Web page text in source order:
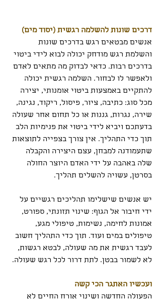
דרכים שונות להשלמה רגשית (יסוד מים)
אנשים מבטאים רגש בדרכים שונות
והשלמת רגש מודחק יכולה לבוא לידי ביטוי
בדרכים רבות. כדאי לבדוק מה מתאים לאדם
ולאפשר לו לבחור. השלמה רגשית יכולה
להתקיים באמצעות ביטוי אומנותי, יצירה
מכל סוג: כתיבה, ציור, פיסול, ריקוד, נגינה,
שירה, נגרות, גננות או כל תחום אחר שעולה
בדעתכם ויביא לידי ביטוי את פנימיות הלב
תוך כדי התהליך. אין צורך בצפייה לתוצאות
שתעמודנה למבחן, עצם היצירה והקבלה
שלה באהבה על ידי האדם היוצר החולה
בסרטן, עשויה להשלים תהליך.
יש אנשים שישלימו תהליכים רגשיים על
ידי חיבור אל הגוף: שינוי תזונתי, ספורט,
אמונות לחימה, נשימות, טיפולי מגע,
טיפולים במים ועוד. תוך כדי התהליך חשוב
לעבד רגשית את מה שעולה, לבטא רגשות,
לא לשמור בבטן. לתת דרור לכל רגש שעולה.
ועכשיו האתגר הכי קשה
הפעולה החדשה ושינוי אורח החיים לא